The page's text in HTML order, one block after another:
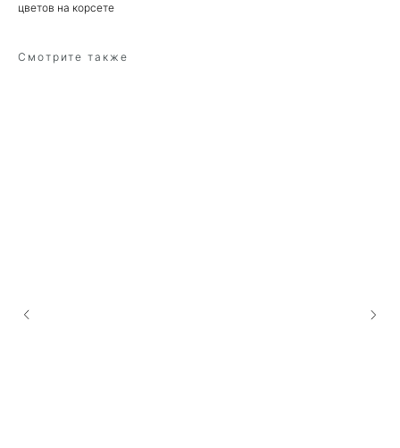
цветов на корсете
Смотрите также